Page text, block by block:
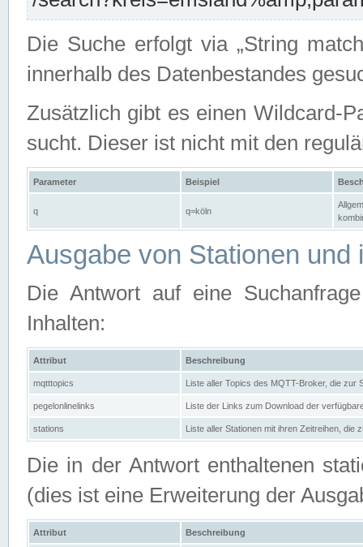
Die Suche erfolgt via „String
innerhalb des Datenbestandes
Zusätzlich gibt es einen Wildcard-
sucht. Dieser ist nicht mit den
Parameter Beispiel
q q=köln
Ausgabe von Stationen und
Die Antwort auf eine
Inhalten:
Attribut Beschreibung
mqtttopics Liste aller Topics des MQTT-Broker, die zur
pegelonlinelinks Liste der Links zum Download der
stations Liste aller Stationen mit ihren Zeitreihen, die
Die in der Antwort enthaltenen
(dies ist eine Erweiterung der
Attribut Beschreibung